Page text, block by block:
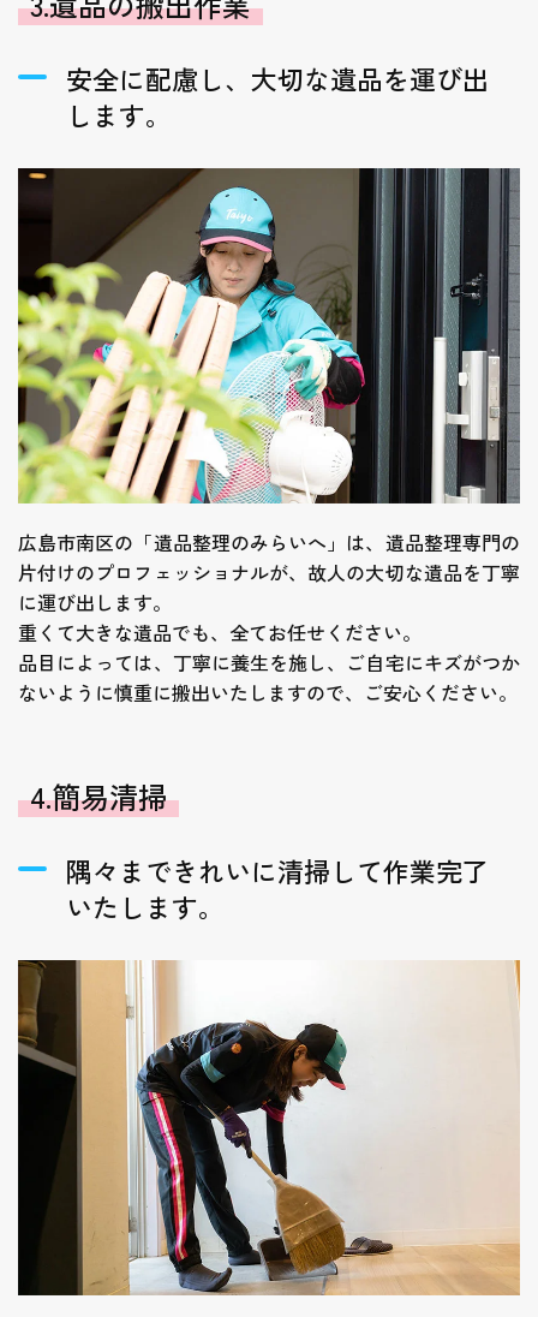
安全に配慮し、大切な遺品を運び出
します。
広島市南区の「遺品整理のみらいへ」は、遺品整理専門の
片付けのプロフェッショナルが、故人の大切な遺品を丁寧
に運び出します。
重くて大きな遺品でも、全てお任せください。
品目によっては、丁寧に養生を施し、ご自宅にキズがつか
ないように慎重に搬出いたしますので、ご安心ください。
4.簡易清掃
隅々まできれいに清掃して作業完了
いたします。